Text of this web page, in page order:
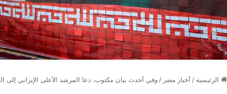
الرئيسية / أخبار مصر /وفي أحدث بيان مكتوب، دعا المرشد الأعلى الإيراني إلى